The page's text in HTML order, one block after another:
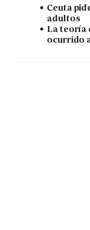
Ceuta
adultos
La teoría
ocurrido